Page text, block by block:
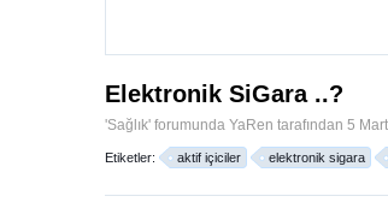
Elektronik SiGara ..?
'Sağlık' forumunda YaRen tarafından 5
Etiketler: aktif içiciler elektronik sigara